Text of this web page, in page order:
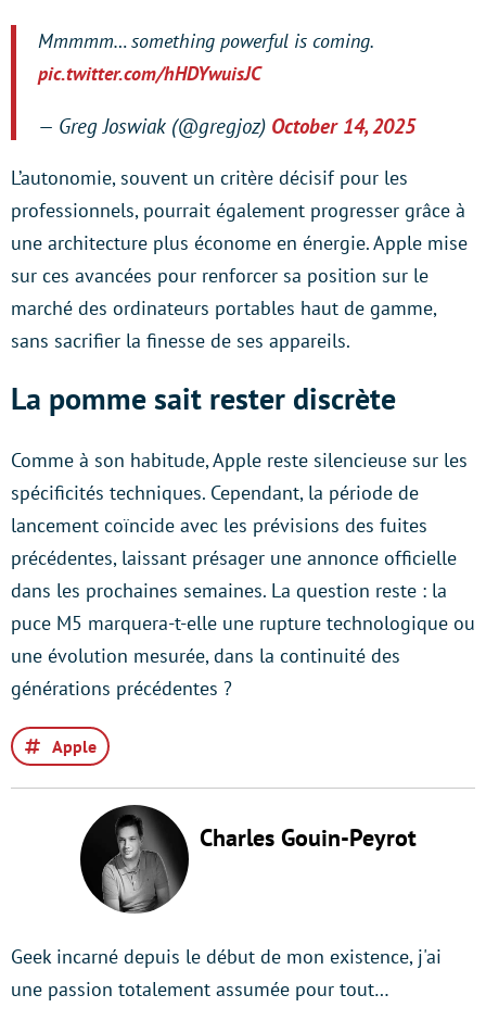
Mmmmm… something powerful is coming.
pic.twitter.com/hHDYwuisJC
— Greg Joswiak (@gregjoz) October 14, 2025
L’autonomie, souvent un critère décisif pour les
professionnels, pourrait également progresser grâce à
une architecture plus économe en énergie. Apple mise
sur ces avancées pour renforcer sa position sur le
marché des ordinateurs portables haut de gamme,
sans sacrifier la finesse de ses appareils.
La pomme sait rester discrète
Comme à son habitude, Apple reste silencieuse sur les
spécificités techniques. Cependant, la période de
lancement coïncide avec les prévisions des fuites
précédentes, laissant présager une annonce officielle
dans les prochaines semaines. La question reste : la
puce M5 marquera-t-elle une rupture technologique ou
une évolution mesurée, dans la continuité des
générations précédentes ?
Apple
Charles Gouin-Peyrot
Geek incarné depuis le début de mon existence, j'ai
une passion totalement assumée pour tout…